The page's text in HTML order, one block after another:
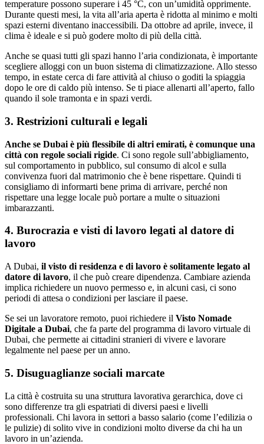
temperature possono superare i 45 °C, con un’umidità opprimente.
Durante questi mesi, la vita all’aria aperta è ridotta al minimo e molti
spazi esterni diventano inaccessibili. Da ottobre ad aprile, invece, il
clima è ideale e si può godere molto di più della città.
Anche se quasi tutti gli spazi hanno l’aria condizionata, è importante
scegliere alloggi con un buon sistema di climatizzazione. Allo stesso
tempo, in estate cerca di fare attività al chiuso o goditi la spiaggia
dopo le ore di caldo più intenso. Se ti piace allenarti all’aperto, fallo
quando il sole tramonta e in spazi verdi.
3. Restrizioni culturali e legali
Anche se Dubai è più flessibile di altri emirati, è comunque una
città con regole sociali rigide. Ci sono regole sull’abbigliamento,
sul comportamento in pubblico, sul consumo di alcol e sulla
convivenza fuori dal matrimonio che è bene rispettare. Quindi ti
consigliamo di informarti bene prima di arrivare, perché non
rispettare una legge locale può portare a multe o situazioni
imbarazzanti.
4. Burocrazia e visti di lavoro legati al datore di
lavoro
A Dubai, il visto di residenza e di lavoro è solitamente legato al
datore di lavoro, il che può creare dipendenza. Cambiare azienda
implica richiedere un nuovo permesso e, in alcuni casi, ci sono
periodi di attesa o condizioni per lasciare il paese.
Se sei un lavoratore remoto, puoi richiedere il Visto Nomade
Digitale a Dubai, che fa parte del programma di lavoro virtuale di
Dubai, che permette ai cittadini stranieri di vivere e lavorare
legalmente nel paese per un anno.
5. Disuguaglianze sociali marcate
La città è costruita su una struttura lavorativa gerarchica, dove ci
sono differenze tra gli espatriati di diversi paesi e livelli
professionali. Chi lavora in settori a basso salario (come l’edilizia o
le pulizie) di solito vive in condizioni molto diverse da chi ha un
lavoro in un’azienda.